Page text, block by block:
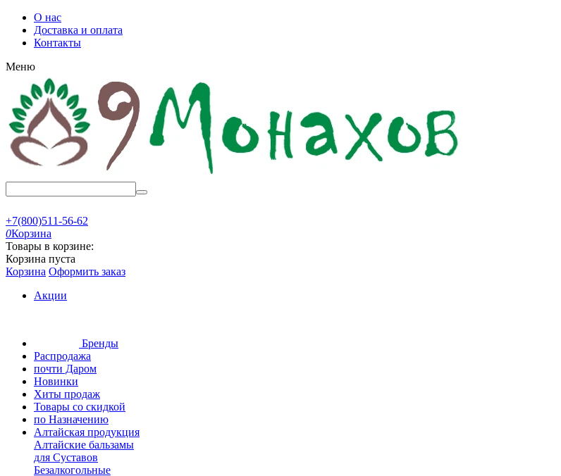
О нас
Доставка и оплата
Контакты
Меню
+7(800)511-56-62
0Корзина
Товары в корзине:
Корзина пуста
Корзина Оформить заказ
Акции
Бренды
Распродажа
почти Даром
Новинки
Хиты продаж
Товары со скидкой
по Назначению
Алтайская продукция
Алтайские бальзамы
для Суставов
Безалкогольные